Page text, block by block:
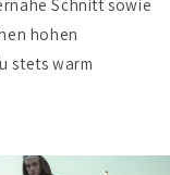
Schnitt sowie
hohen
stets warm